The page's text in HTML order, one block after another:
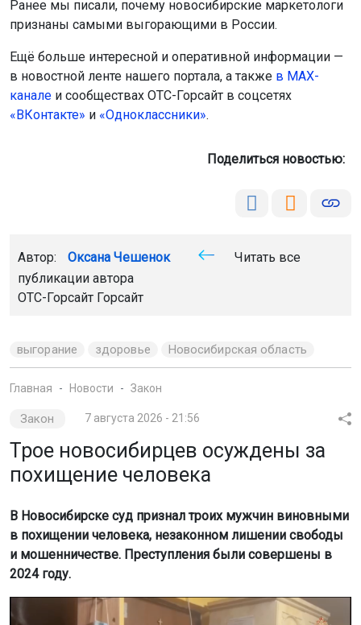
Ранее мы писали, почему новосибирские маркетологи
признаны самыми выгорающими в России.
Ещё больше интересной и оперативной информации —
в новостной ленте нашего портала, а также в МАХ-
канале и сообществах ОТС-Горсайт в соцсетях
«ВКонтакте» и «Одноклассники».
Поделиться новостью:
Автор: Оксана Чешенок
Читать все
публикации автора
ОТС-Горсайт Горсайт
выгорание здоровье Новосибирская область
Главная Новости Закон
Закон 7 августа 2026 - 21:56
Трое новосибирцев осуждены за
похищение человека
В Новосибирске суд признал троих мужчин виновными
в похищении человека, незаконном лишении свободы
и мошенничестве. Преступления были совершены в
2024 году.